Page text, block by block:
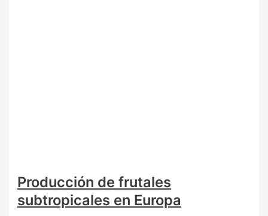
Producción de frutales
subtropicales en Europa